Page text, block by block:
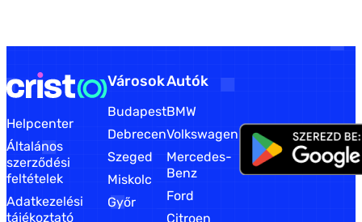
Helpcenter
Általános
szerződési
feltételek
Adatkezelési
tájékoztató
Városok
Budapest
Debrecen
Szeged
Miskolc
Győr
Autók
BMW
Volkswagen
Mercedes-
Benz
Ford
Citroen